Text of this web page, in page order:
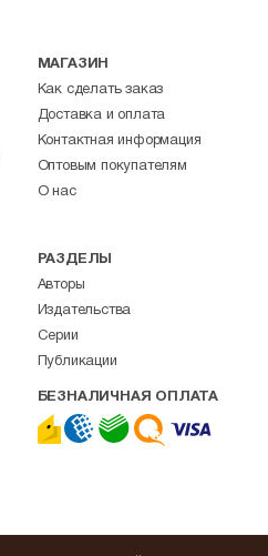
МАГАЗИН
Как сделать заказ
Доставка и оплата
Контактная информация
Оптовым покупателям
О нас
РАЗДЕЛЫ
Авторы
Издательства
Серии
Публикации
БЕЗНАЛИЧНАЯ ОПЛАТА